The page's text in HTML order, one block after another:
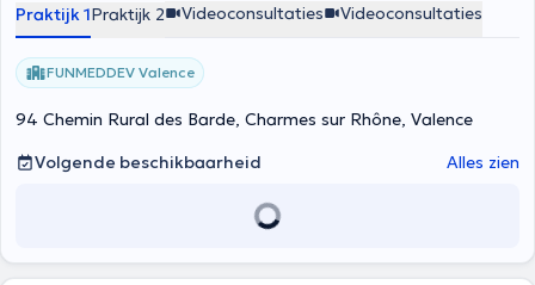
maladie, mais correspond à un état d’équilibre dynamique entre le
corps, l’environnement et les modes de vie.
Praktijk 1Praktijk 2 Videoconsultaties Videoconsultaties
FUNMEDDEV Valence
94 Chemin Rural des Barde, Charmes sur Rhône, Valence
Volgende beschikbaarheid
Alles zien